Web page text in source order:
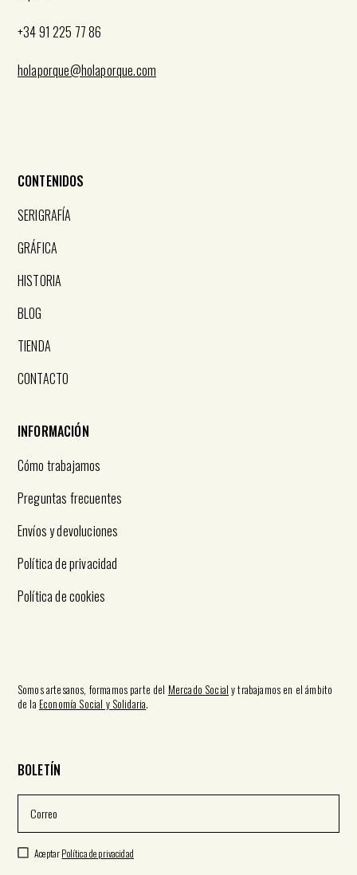
+34 91 225 77 86
holaporque@holaporque.com
CONTENIDOS
SERIGRAFÍA
GRÁFICA
HISTORIA
BLOG
TIENDA
CONTACTO
INFORMACIÓN
Cómo trabajamos
Preguntas frecuentes
Envíos y devoluciones
Política de privacidad
Política de cookies
Somos artesanos, formamos parte del Mercado Social y trabajamos en el ámbito
de la Economía Social y Solidaria.
BOLETÍN
AceptarPolítica de privacidad